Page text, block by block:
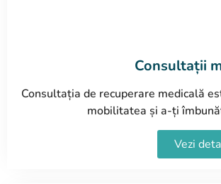
Consultații
Consultația de recuperare medicală
mobilitatea și a-ți
Vezi